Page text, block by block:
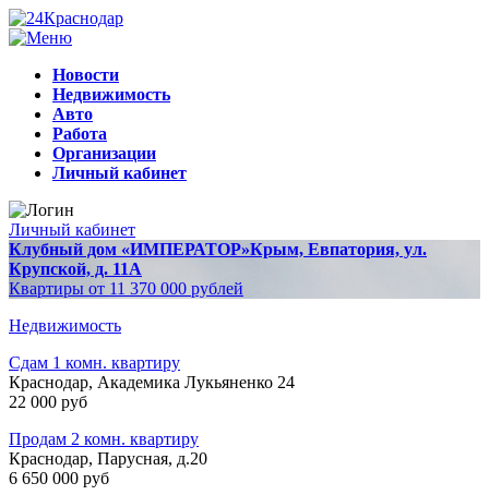
Новости
Недвижимость
Авто
Работа
Организации
Личный кабинет
Личный кабинет
Клубный дом «ИМПЕРАТОР»Крым, Евпатория, ул.
Крупской, д. 11А
Квартиры от 11 370 000 рублей
Недвижимость
Сдам 1 комн. квартиру
Краснодар, Академика Лукьяненко 24
22 000 руб
Продам 2 комн. квартиру
Краснодар, Парусная, д.20
6 650 000 руб